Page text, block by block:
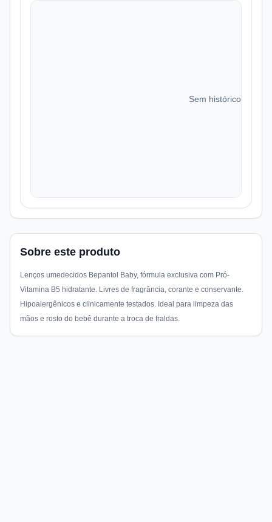
Sem histórico de
Sobre este produto
Lenços umedecidos Bepantol Baby, fórmula exclusiva com Pró-
Vitamina B5 hidratante. Livres de fragrância, corante e conservante.
Hipoalergênicos e clinicamente testados. Ideal para limpeza das
mãos e rosto do bebê durante a troca de fraldas.